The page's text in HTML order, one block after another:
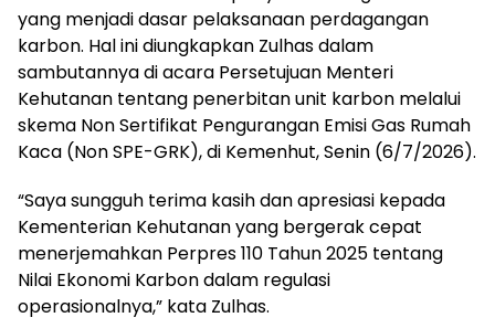
yang menjadi dasar pelaksanaan perdagangan
karbon. Hal ini diungkapkan Zulhas dalam
sambutannya di acara Persetujuan Menteri
Kehutanan tentang penerbitan unit karbon melalui
skema Non Sertifikat Pengurangan Emisi Gas Rumah
Kaca (Non SPE-GRK), di Kemenhut, Senin (6/7/2026).
“Saya sungguh terima kasih dan apresiasi kepada
Kementerian Kehutanan yang bergerak cepat
menerjemahkan Perpres 110 Tahun 2025 tentang
Nilai Ekonomi Karbon dalam regulasi
operasionalnya,” kata Zulhas.